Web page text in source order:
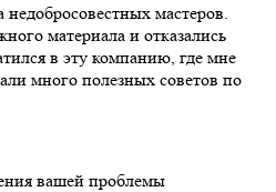
мастеров.
материала и отказались
в эту компанию, где мне
много полезных советов по
вашей проблемы